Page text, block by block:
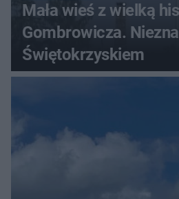
Mała wieś z wielką
Gombrowicza.
Świętokrzyskiem